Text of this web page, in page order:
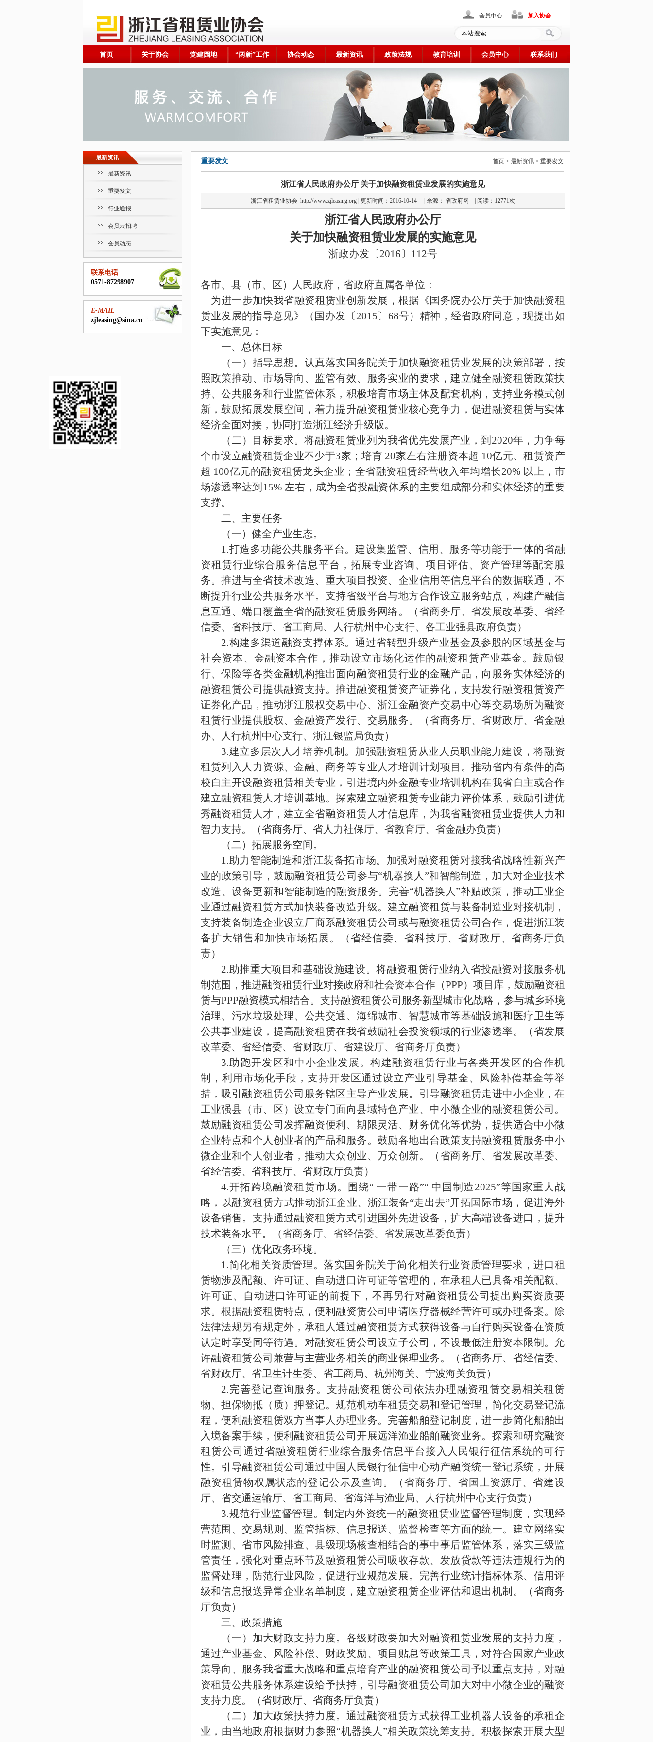
会员中心 加入协会
首页 关于协会 党建园地 “两新”工作 协会动态 最新资讯 政策法规 教育培训 会员中心 联系我们
最新资讯
最新资讯
重要发文
行业通报
会员云招聘
会员动态
联系电话
0571-87298907
E-MAIL
zjleasing@sina.cn
重要发文 首页 > 最新资讯 > 重要发文
浙江省人民政府办公厅 关于加快融资租赁业发展的实施意见
浙江省租赁业协会http://www.zjleasing.org | 更新时间：2016-10-14 | 来源： 省政府网 | 阅读：12771次
浙江省人民政府办公厅
关于加快融资租赁业发展的实施意见
浙政办发〔2016〕 112号
各市、县（市、区）人民政府，省政府直属各单位：
为进一步加快我省融资租赁业创新发展，根据《国务院办公厅关于加快融资租
赁业发展的指导意见》（国办发〔2015〕 68号）精神，经省政府同意，现提出如
下实施意见：
一、总体目标
（一）指导思想。认真落实国务院关于加快融资租赁业发展的决策部署，按
照政策推动、市场导向、监管有效、服务实业的要求，建立健全融资租赁政策扶
持、公共服务和行业监管体系，积极培育市场主体及配套机构，支持业务模式创
新，鼓励拓展发展空间，着力提升融资租赁业核心竞争力，促进融资租赁与实体
经济全面对接，协同打造浙江经济升级版。
（二）目标要求。将融资租赁业列为我省优先发展产业，到 2020年，力争每
个市设立融资租赁企业不少于3家；培育 20家左右注册资本超 10亿元、租赁资产
超 100亿元的融资租赁龙头企业；全省融资租赁经营收入年均增长20% 以上，市
场渗透率达到 15%左右，成为全省投融资体系的主要组成部分和实体经济的重要
支撑。
二、主要任务
（一）健全产业生态。
1.打造多功能公共服务平台。建设集监管、信用、服务等功能于一体的省融
资租赁行业综合服务信息平台，拓展专业咨询、项目评估、资产管理等配套服
务。推进与全省技术改造、重大项目投资、企业信用等信息平台的数据联通，不
断提升行业公共服务水平。支持省级平台与地方合作设立服务站点，构建产融信
息互通、端口覆盖全省的融资租赁服务网络。（省商务厅、省发展改革委、省经
信委、省科技厅、省工商局、人行杭州中心支行、各工业强县政府负责）
2.构建多渠道融资支撑体系。通过省转型升级产业基金及参股的区域基金与
社会资本、金融资本合作，推动设立市场化运作的融资租赁产业基金。鼓励银
行、保险等各类金融机构推出面向融资租赁行业的金融产品，向服务实体经济的
融资租赁公司提供融资支持。推进融资租赁资产证券化，支持发行融资租赁资产
证券化产品，推动浙江股权交易中心、浙江金融资产交易中心等交易场所为融资
租赁行业提供股权、金融资产发行、交易服务。（省商务厅、省财政厅、省金融
办、人行杭州中心支行、浙江银监局负责）
3.建立多层次人才培养机制。加强融资租赁从业人员职业能力建设，将融资
租赁列入人力资源、金融、商务等专业人才培训计划项目。推动省内有条件的高
校自主开设融资租赁相关专业，引进境内外金融专业培训机构在我省自主或合作
建立融资租赁人才培训基地。探索建立融资租赁专业能力评价体系，鼓励引进优
秀融资租赁人才，建立全省融资租赁人才信息库，为我省融资租赁业提供人力和
智力支持。（省商务厅、省人力社保厅、省教育厅、省金融办负责）
（二）拓展服务空间。
1.助力智能制造和浙江装备拓市场。加强对融资租赁对接我省战略性新兴产
业的政策引导，鼓励融资租赁公司参与“机器换人”和智能制造，加大对企业技术
改造、设备更新和智能制造的融资服务。完善“机器换人”补贴政策，推动工业企
业通过融资租赁方式加快装备改造升级。建立融资租赁与装备制造业对接机制，
支持装备制造企业设立厂商系融资租赁公司或与融资租赁公司合作，促进浙江装
备扩大销售和加快市场拓展。（省经信委、省科技厅、省财政厅、省商务厅负
责）
2.助推重大项目和基础设施建设。将融资租赁行业纳入省投融资对接服务机
制范围，推进融资租赁行业对接政府和社会资本合作（PPP）项目库，鼓励融资租
赁与PPP融资模式相结合。支持融资租赁公司服务新型城市化战略，参与城乡环境
治理、污水垃圾处理、公共交通、海绵城市、智慧城市等基础设施和医疗卫生等
公共事业建设，提高融资租赁在我省鼓励社会投资领域的行业渗透率。（省发展
改革委、省经信委、省财政厅、省建设厅、省商务厅负责）
3.助跑开发区和中小企业发展。构建融资租赁行业与各类开发区的合作机
制，利用市场化手段，支持开发区通过设立产业引导基金、风险补偿基金等举
措，吸引融资租赁公司服务辖区主导产业发展。引导融资租赁走进中小企业，在
工业强县（市、区）设立专门面向县域特色产业、中小微企业的融资租赁公司。
鼓励融资租赁公司发挥融资便利、期限灵活、财务优化等优势，提供适合中小微
企业特点和个人创业者的产品和服务。鼓励各地出台政策支持融资租赁服务中小
微企业和个人创业者，推动大众创业、万众创新。（省商务厅、省发展改革委、
省经信委、省科技厅、省财政厅负责）
4.开拓跨境融资租赁市场。围绕“ 一带一路”“ 中国制造2025”等国家重大战
略，以融资租赁方式推动浙江企业、浙江装备“走出去”开拓国际市场，促进海外
设备销售。支持通过融资租赁方式引进国外先进设备，扩大高端设备进口，提升
技术装备水平。（省商务厅、省经信委、省发展改革委负责）
（三）优化政务环境。
1.简化相关资质管理。落实国务院关于简化相关行业资质管理要求，进口租
赁物涉及配额、许可证、自动进口许可证等管理的，在承租人已具备相关配额、
许可证、自动进口许可证的前提下，不再另行对融资租赁公司提出购买资质要
求。根据融资租赁特点，便利融资赁公司申请医疗器械经营许可或办理备案。除
法律法规另有规定外，承租人通过融资租赁方式获得设备与自行购买设备在资质
认定时享受同等待遇。对融资租赁公司设立子公司，不设最低注册资本限制。允
许融资租赁公司兼营与主营业务相关的商业保理业务。（省商务厅、省经信委、
省财政厅、省卫生计生委、省工商局、杭州海关、宁波海关负责）
2.完善登记查询服务。支持融资租赁公司依法办理融资租赁交易相关租赁
物、担保物抵（质）押登记。规范机动车租赁交易和登记管理，简化交易登记流
程，便利融资租赁双方当事人办理业务。完善船舶登记制度，进一步简化船舶出
入境备案手续，便利融资租赁公司开展远洋渔业船舶融资业务。探索和研究融资
租赁公司通过省融资租赁行业综合服务信息平台接入人民银行征信系统的可行
性。引导融资租赁公司通过中国人民银行征信中心动产融资统一登记系统，开展
融资租赁物权属状态的登记公示及查询。（省商务厅、省国土资源厅、省建设
厅、省交通运输厅、省工商局、省海洋与渔业局、人行杭州中心支行负责）
3.规范行业监督管理。制定内外资统一的融资租赁业监督管理制度，实现经
营范围、交易规则、监管指标、信息报送、监督检查等方面的统一。建立网络实
时监测、省市风险排查、县级现场核查相结合的事中事后监管体系，落实三级监
管责任，强化对重点环节及融资租赁公司吸收存款、发放贷款等违法违规行为的
监督处理，防范行业风险，促进行业规范发展。完善行业统计指标体系、信用评
级和信息报送异常企业名单制度，建立融资租赁企业评估和退出机制。（省商务
厅负责）
三、政策措施
（一）加大财政支持力度。各级财政要加大对融资租赁业发展的支持力度，
通过产业基金、风险补偿、财政奖励、项目贴息等政策工具，对符合国家产业政
策导向、服务我省重大战略和重点培育产业的融资租赁公司予以重点支持，对融
资租赁公共服务体系建设给予扶持，引导融资租赁公司加大对中小微企业的融资
支持力度。（省财政厅、省商务厅负责）
（二）加大政策扶持力度。通过融资租赁方式获得工业机器人设备的承租企
业，由当地政府根据财力参照“机器换人”相关政策统筹支持。积极探索开展大型